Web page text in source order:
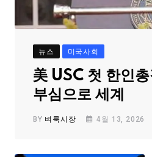
뉴스 미국사회
美 USC 첫 한인
부심으로 세계
BY 벼룩시장 4월 13, 2026